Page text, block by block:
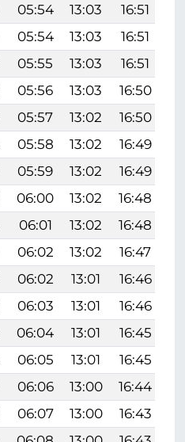
05:54 13:03 16:51
05:54 13:03 16:51
05:55 13:03 16:51
05:56 13:03 16:50
05:57 13:02 16:50
05:58 13:02 16:49
05:59 13:02 16:49
06:00 13:02 16:48
06:01 13:02 16:48
06:02 13:02 16:47
06:02 13:01 16:46
06:03 13:01 16:46
06:04 13:01 16:45
06:05 13:01 16:45
06:06 13:00 16:44
06:07 13:00 16:43